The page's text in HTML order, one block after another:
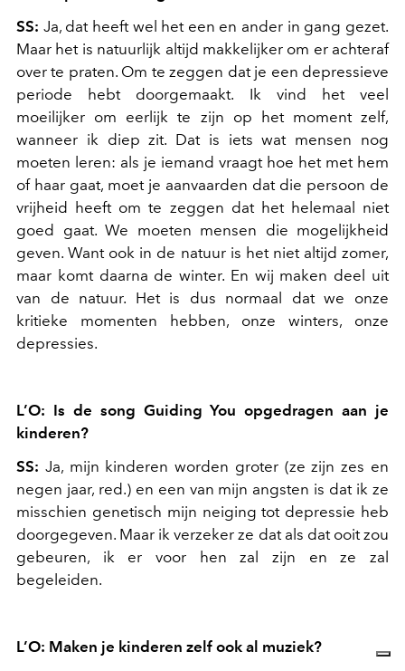
SS: Ja, dat heeft wel het een en ander in gang gezet.
Maar het is natuurlijk altijd makkelijker om er achteraf
over te praten. Om te zeggen dat je een depressieve
periode hebt doorgemaakt. Ik vind het veel
moeilijker om eerlijk te zijn op het moment zelf,
wanneer ik diep zit. Dat is iets wat mensen nog
moeten leren: als je iemand vraagt hoe het met hem
of haar gaat, moet je aanvaarden dat die persoon de
vrijheid heeft om te zeggen dat het helemaal niet
goed gaat. We moeten mensen die mogelijkheid
geven. Want ook in de natuur is het niet altijd zomer,
maar komt daarna de winter. En wij maken deel uit
van de natuur. Het is dus normaal dat we onze
kritieke momenten hebben, onze winters, onze
depressies.
L’O: Is de song Guiding You opgedragen aan je
kinderen?
SS: Ja, mijn kinderen worden groter (ze zijn zes en
negen jaar, red.)en een van mijn angsten is dat ik ze
misschien genetisch mijn neiging tot depressie heb
doorgegeven. Maar ik verzeker ze dat als dat ooit zou
gebeuren, ik er voor hen zal zijn en ze zal
begeleiden.
L’O: Maken je kinderen zelf ook al muziek?